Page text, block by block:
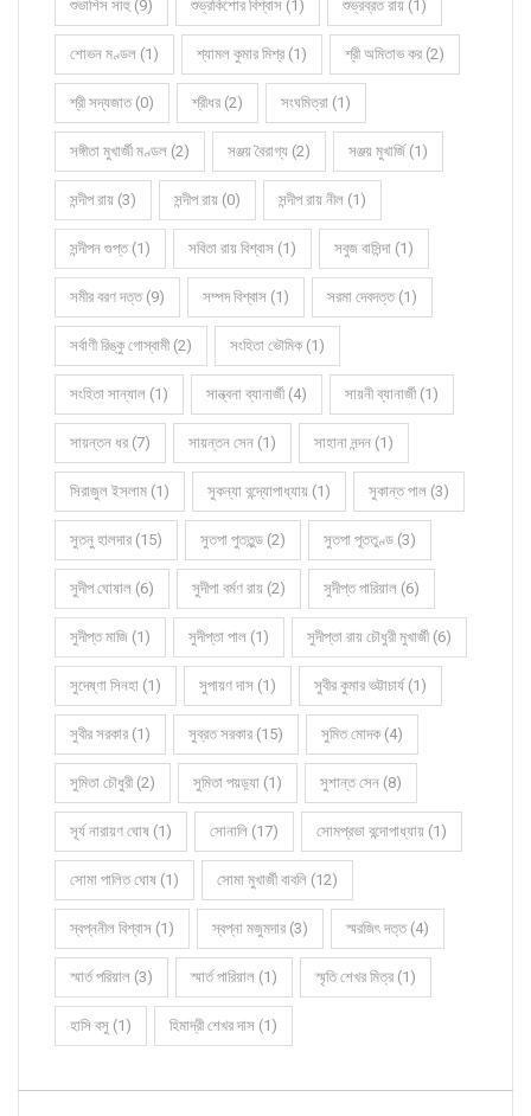
শুভাশিস সাহু (9) শুভ্রকিশোর বিশ্বাস (1) শুভ্রব্রত রায় (1)
শোভন মণ্ডল (1) শ্যামল কুমার মিশ্র (1) শ্রী অমিতাভ কর (2)
শ্রী সদ্যজাত (0) শ্রীধর (2) সংঘমিত্রা (1)
সঙ্গীতা মুখার্জী মণ্ডল (2) সঞ্জয় বৈরাগ্য (2) সঞ্জয় মুখার্জি (1)
সন্দীপ রায় (3) সন্দীপ রায় (0) সন্দীপ রায় নীল (1)
সন্দীপন গুপ্ত (1) সবিতা রায় বিশ্বাস (1) সবুজ বাসিন্দা (1)
সমীর বরণ দত্ত (9) সম্পদ বিশ্বাস (1) সরমা দেবদত্ত (1)
সর্বাণী রিঙ্কু গোস্বামী (2) সংহিতা ভৌমিক (1)
সংহিতা সান্যাল (1) সান্ত্বনা ব্যানার্জী (4) সায়নী ব্যানার্জী (1)
সায়ন্তন ধর (7) সায়ন্তন সেন (1) সাহানা নন্দন (1)
সিরাজুল ইসলাম (1) সুকন্যা বন্দ্যোপাধ্যায় (1) সুকান্ত পাল (3)
সুতনু হালদার (15) সুতপা পুততুন্ড (2) সুতপা পূততুণ্ড (3)
সুদীপ ঘোষাল (6) সুদীপা বর্মণ রায় (2) সুদীপ্ত পারিয়াল (6)
সুদীপ্ত মাজি (1) সুদীপ্তা পাল (1) সুদীপ্তা রায় চৌধুরী মুখার্জী (6)
সুদেষ্ণা সিনহা (1) সুপায়ণ দাস (1) সুবীর কুমার ভট্টাচার্য (1)
সুবীর সরকার (1) সুব্রত সরকার (15) সুমিত মোদক (4)
সুমিতা চৌধুরী (2) সুমিতা পয়ড়্যা (1) সুশান্ত সেন (8)
সূর্য নারায়ণ ঘোষ (1) সোনালি (17) সোমপ্রভা বন্দোপাধ্যায় (1)
সোমা পালিত ঘোষ (1) সোমা মুখার্জী বাবলি (12)
স্বপ্ননীল বিশ্বাস (1) স্বপ্না মজুমদার (3) স্মরজিৎ দত্ত (4)
স্মার্ত পরিয়াল (3) স্মার্ত পারিয়াল (1) স্মৃতি শেখর মিত্র (1)
হাসি বসু (1) হিমাদ্রী শেখর দাস (1)